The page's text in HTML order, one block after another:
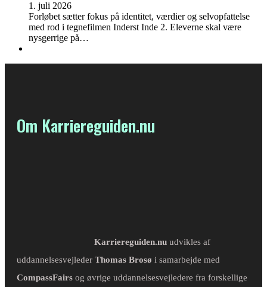
1. juli 2026
Forløbet sætter fokus på identitet, værdier og selvopfattelse
med rod i tegnefilmen Inderst Inde 2. Eleverne skal være
nysgerrige på…
Om Karriereguiden.nu
Karriereguiden.nu udvikles af
uddannelsesvejleder Thomas Brosø i samarbejde med
CompassFairs og øvrige uddannelsesvejledere fra forskellige